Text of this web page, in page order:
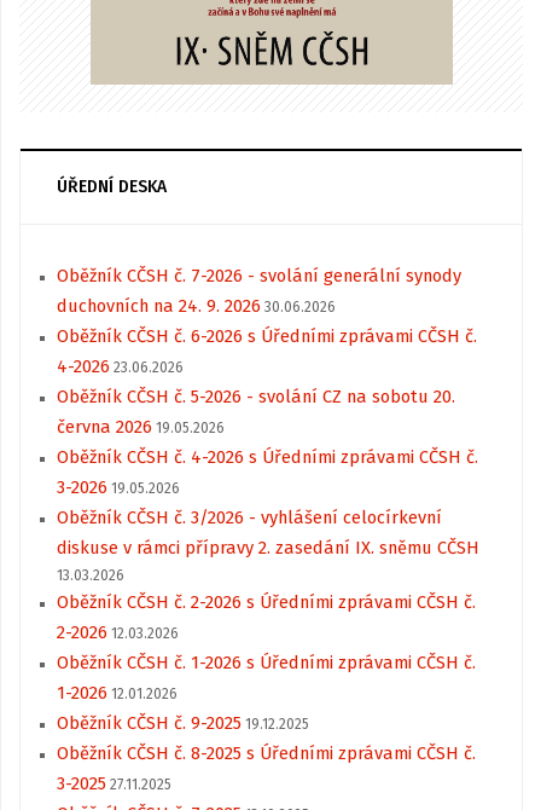
ÚŘEDNÍ DESKA
Oběžník CČSH č. 7-2026 - svolání generální synody
duchovních na 24. 9. 2026 30.06.2026
Oběžník CČSH č. 6-2026 s Úředními zprávami CČSH č.
4-2026 23.06.2026
Oběžník CČSH č. 5-2026 - svolání CZ na sobotu 20.
června 2026 19.05.2026
Oběžník CČSH č. 4-2026 s Úředními zprávami CČSH č.
3-2026 19.05.2026
Oběžník CČSH č. 3/2026 - vyhlášení celocírkevní
diskuse v rámci přípravy 2. zasedání IX. sněmu CČSH
13.03.2026
Oběžník CČSH č. 2-2026 s Úředními zprávami CČSH č.
2-2026 12.03.2026
Oběžník CČSH č. 1-2026 s Úředními zprávami CČSH č.
1-2026 12.01.2026
Oběžník CČSH č. 9-2025 19.12.2025
Oběžník CČSH č. 8-2025 s Úředními zprávami CČSH č.
3-2025 27.11.2025